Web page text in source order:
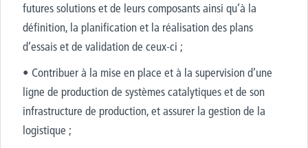
futures solutions et de leurs composants ainsi qu’à la
définition, la planification et la réalisation des plans
d’essais et de validation de ceux-ci ;
• Contribuer à la mise en place et à la supervision d’une
ligne de production de systèmes catalytiques et de son
infrastructure de production, et assurer la gestion de la
logistique ;